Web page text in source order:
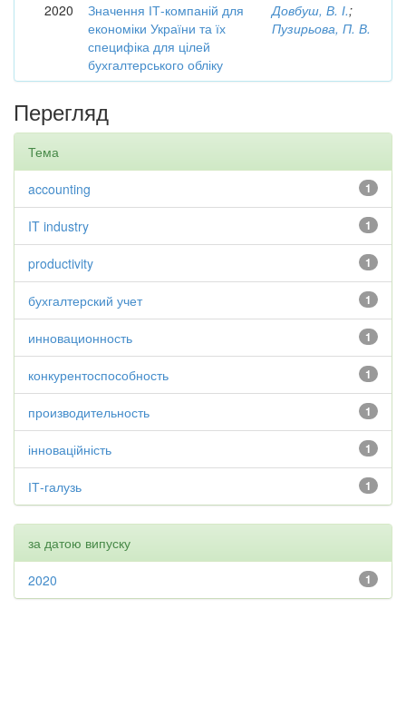
2020
Значення ІТ-компаній для
економіки України та їх
специфіка для цілей
бухгалтерського обліку
Довбуш, В. І.;
Пузирьова, П. В.
Перегляд
Тема
1
accounting
1
IT industry
1
productivity
1
бухгалтерский учет
1
инновационность
1
конкурентоспособность
1
производительность
1
інноваційність
1
ІТ-галузь
за датою випуску
1
2020